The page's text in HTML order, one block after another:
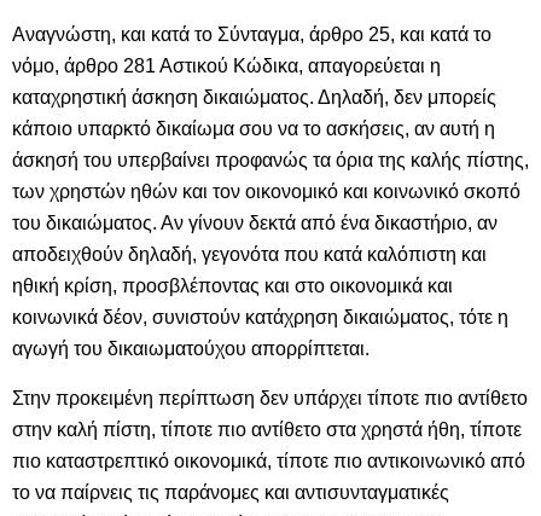
Αναγνώστη, και κατά το Σύνταγμα, άρθρο 25, και κατά το
νόμο, άρθρο 281 Αστικού Κώδικα, απαγορεύεται η
καταχρηστική άσκηση δικαιώματος. Δηλαδή, δεν μπορείς
κάποιο υπαρκτό δικαίωμα σου να το ασκήσεις, αν αυτή η
άσκησή του υπερβαίνει προφανώς τα όρια της καλής πίστης,
των χρηστών ηθών και τον οικονομικό και κοινωνικό σκοπό
του δικαιώματος. Αν γίνουν δεκτά από ένα δικαστήριο, αν
αποδειχθούν δηλαδή, γεγονότα που κατά καλόπιστη και
ηθική κρίση, προσβλέποντας και στο οικονομικά και
κοινωνικά δέον, συνιστούν κατάχρηση δικαιώματος, τότε η
αγωγή του δικαιωματούχου απορρίπτεται.
Στην προκειμένη περίπτωση δεν υπάρχει τίποτε πιο αντίθετο
στην καλή πίστη, τίποτε πιο αντίθετο στα χρηστά ήθη, τίποτε
πιο καταστρεπτικό οικονομικά, τίποτε πιο αντικοινωνικό από
το να παίρνεις τις παράνομες και αντισυνταγματικές